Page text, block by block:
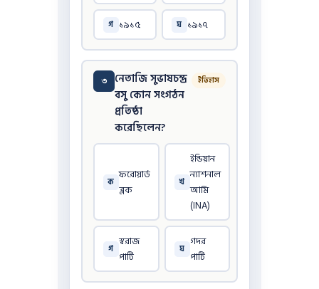
গ ১৯১৫ ঘ ১৯১৭
৩
নেতাজি সুভাষচন্দ্র
বসু কোন সংগঠন
প্রতিষ্ঠা
করেছিলেন?
ইতিহাস
ক ফরোয়ার্ড
ব্লক
খ
ইন্ডিয়ান
ন্যাশনাল
আর্মি
(INA)
গ স্বরাজ
পার্টি
ঘ গদর
পার্টি